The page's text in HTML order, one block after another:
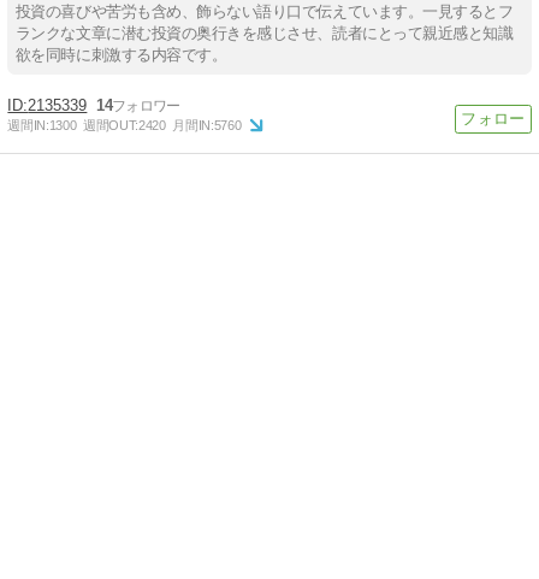
投資の喜びや苦労も含め、飾らない語り口で伝えています。一見するとフ
ランクな文章に潜む投資の奥行きを感じさせ、読者にとって親近感と知識
欲を同時に刺激する内容です。
2135339 14
週間IN:1300 週間OUT:2420 月間IN:5760